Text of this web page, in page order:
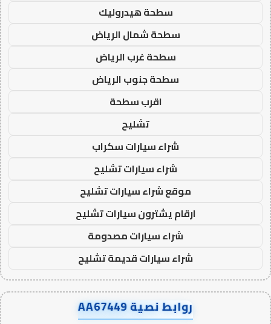
سطحة هيدروليك
سطحة شمال الرياض
سطحة غرب الرياض
سطحة جنوب الرياض
اقرب سطحة
تشليح
شراء سيارات سكراب
شراء سيارات تشليح
موقع شراء سيارات تشليح
ارقام يشترون سيارات تشليح
شراء سيارات مصدومة
شراء سيارات قديمة تشليح
روابط نصية AA67449